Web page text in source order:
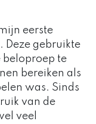
eerste
Deze gebruikte
beloproep te
bereiken als
was. Sinds
van de
veel